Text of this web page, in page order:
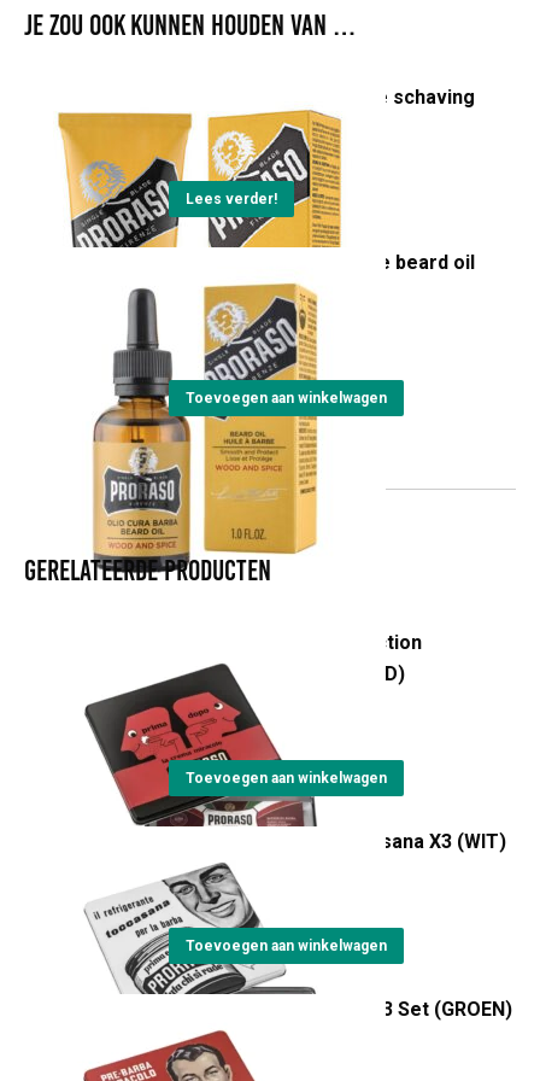
Je zou ook kunnen houden van …
proraso wood and spice schaving
cream
Lees verder!
Proraso wood and spice beard oil
huile a barbe 30ml
12,50
Toevoegen aan winkelwagen
Gerelateerde producten
Prorasso Vintage Selection
Primadopo X3 set (ROOD)
€26,20
Toevoegen aan winkelwagen
Vintage Selectie Toccasana X3 (WIT)
€26,20
Toevoegen aan winkelwagen
Vintage Selectie Gino X3 Set (GROEN)
€26,20